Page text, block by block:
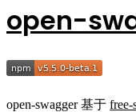
open-
open-swagger 基于 free-